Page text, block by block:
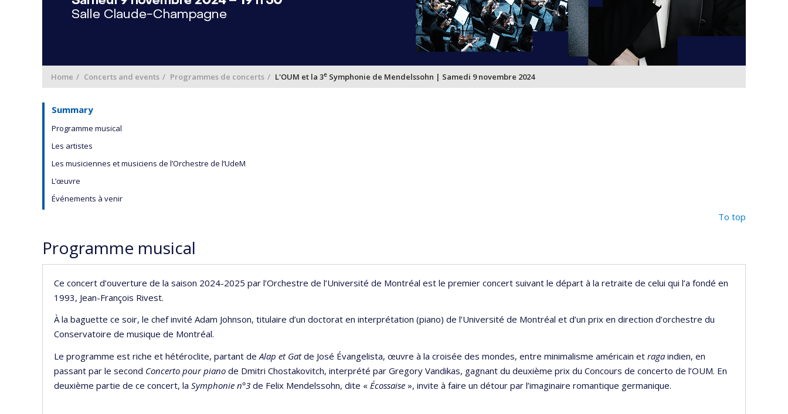
Home Concerts and events Programmes de concerts L'OUM et la 3e Symphonie de Mendelssohn | Samedi 9 novembre 2024
Summary
Programme musical
Les artistes
Les musiciennes et musiciens de l’Orchestre de l’UdeM
L’œuvre
Événements à venir
To top
Programme musical
Ce concert d’ouverture de la saison 2024-2025 par l’Orchestre de l’Université de Montréal est le premier concert suivant le départ à la retraite de celui qui l’a fondé en
1993, Jean-François Rivest.
À la baguette ce soir, le chef invité Adam Johnson, titulaire d’un doctorat en interprétation (piano) de l’Université de Montréal et d’un prix en direction d’orchestre du
Conservatoire de musique de Montréal.
Le programme est riche et hétéroclite, partant de Alap et Gatde José Évangelista, œuvre à la croisée des mondes, entre minimalisme américain et raga indien, en
passant par le second Concerto pour piano de Dmitri Chostakovitch, interprété par Gregory Vandikas, gagnant du deuxième prix du Concours de concerto de l’OUM. En
deuxième partie de ce concert, la Symphonie n°3 de Felix Mendelssohn, dite « Écossaise », invite à faire un détour par l’imaginaire romantique germanique.